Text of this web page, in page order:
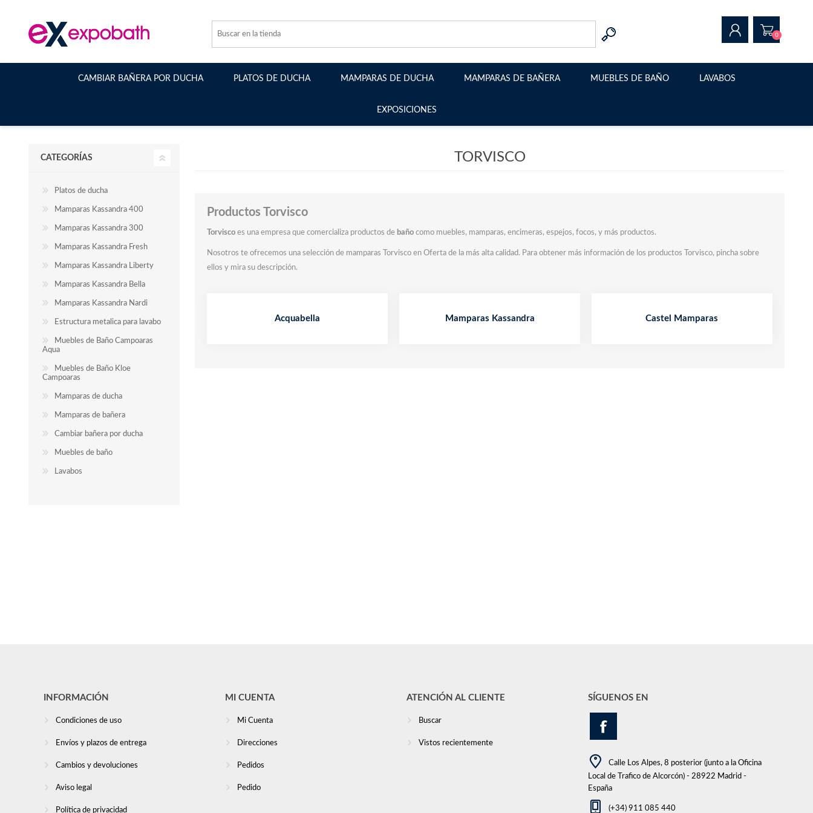
REGISTRAR
0
CAMBIAR BAÑERA POR DUCHA PLATOS DE DUCHA MAMPARAS DE DUCHA
Mamparas Walk-in fijos
MAMPARAS DE BAÑERA MUEBLES DE BAÑO LAVABOS
EXPOSICIONES
TORVISCO
Productos Torvisco
Torvisco es una empresa que comercializa productos de baño como muebles, mamparas, encimeras, espejos, focos, y más productos.
Nosotros te ofrecemos una selección de mamparas Torvisco en Oferta de la más alta calidad. Para obtener más información de los productos Torvisco, pincha sobre
ellos y mira su descripción.
Acquabella Mamparas Kassandra Castel Mamparas
CATEGORÍAS
Platos de ducha
Mamparas Kassandra 400
Mamparas Kassandra 300
Mamparas Kassandra Fresh
Mamparas Kassandra Liberty
Mamparas Kassandra Bella
Mamparas Kassandra Nardi
Estructura metalica para lavabo
Muebles de Baño Campoaras
Aqua
Muebles de Baño Kloe
Campoaras
Mamparas de ducha
Mamparas de bañera
Cambiar bañera por ducha
Muebles de baño
Lavabos
INFORMACIÓN
Condiciones de uso
Envíos y plazos de entrega
Cambios y devoluciones
Aviso legal
Política de privacidad
MI CUENTA
Mi Cuenta
Direcciones
Pedidos
Pedido
ATENCIÓN AL CLIENTE
Buscar
Vistos recientemente
SÍGUENOS EN
Calle Los Alpes, 8 posterior (junto a la Oficina
Local de Trafico de Alcorcón) - 28922 Madrid -
España
(+34) 911 085 440